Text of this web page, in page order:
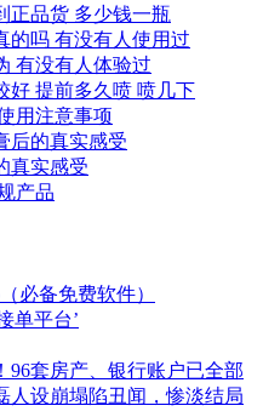
正品货 多少钱一瓶
的吗 有没有人使用过
有没有人体验过
好 提前多久喷 喷几下
用注意事项
后的真实感受
真实感受
产品
必备免费软件）
单平台’
96套房产、银行账户已全部
人设崩塌陷丑闻，惨淡结局